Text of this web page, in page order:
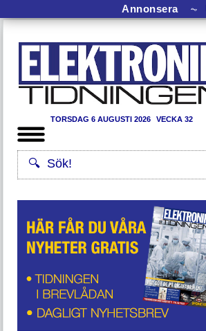
Annonsera ⏦
TORSDAG 6 AUGUSTI 2026 VECKA 32